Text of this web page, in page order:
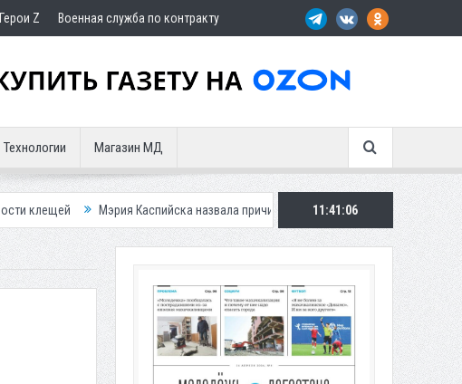
Герои Z Военная служба по контракту
Технологии Магазин МД
Мэрия Каспийска назвала причину невывоза мусора в городе Вынесен
11:41:07